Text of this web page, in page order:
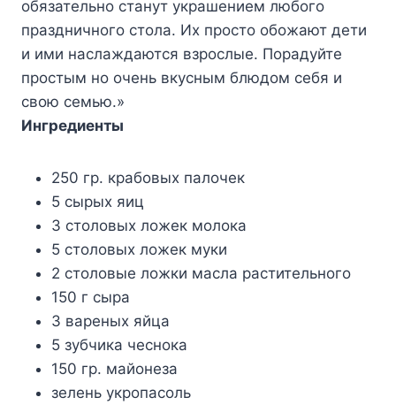
обязательно станут украшением любого
праздничного стола. Их просто обожают дети
и ими наслаждаются взрослые. Порадуйте
простым но очень вкусным блюдом себя и
свою семью.»
Ингредиенты
250 гр. крабовых палочек
5 сырых яиц
3 столовых ложек молока
5 столовых ложек муки
2 столовые ложки масла растительного
150 г сыра
3 вареных яйца
5 зубчика чеснока
150 гр. майонеза
зелень укропасоль